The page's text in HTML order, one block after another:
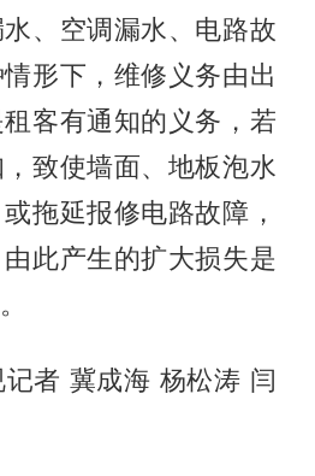
、空调漏水、电路故
形下，维修义务由出
客有通知的义务，若
致使墙面、地板泡水
拖延报修电路故障，
此产生的扩大损失是
者 冀成海 杨松涛 闫